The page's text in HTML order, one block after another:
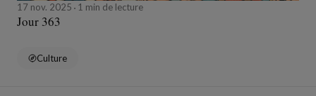
17 nov. 2025 1 min de lecture
Jour 363
Culture